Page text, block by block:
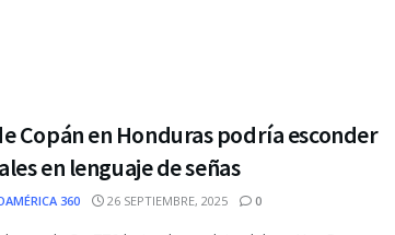
Copán en Honduras podría esconder
en lenguaje de señas
360 26 SEPTIEMBRE, 2025 0